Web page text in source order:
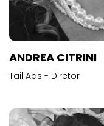
ANDREA CITRINI
Tail Ads - Diretor